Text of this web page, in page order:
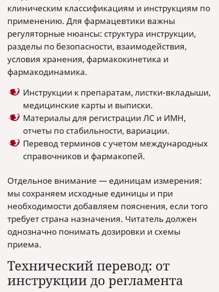
клиническим классификациям и инструкциям по
применению. Для фармацевтики важны
регуляторные нюансы: структура инструкции,
разделы по безопасности, взаимодействия,
условия хранения, фармакокинетика и
фармакодинамика.
Инструкции к препаратам, листки-вкладыши,
медицинские карты и выписки.
Материалы для регистрации ЛС и ИМН,
отчеты по стабильности, вариации.
Перевод терминов с учетом международных
справочников и фармакопей.
Отдельное внимание — единицам измерения:
мы сохраняем исходные единицы и при
необходимости добавляем пояснения, если того
требует страна назначения. Читатель должен
однозначно понимать дозировки и схемы
приема.
Технический перевод: от
инструкции до регламента